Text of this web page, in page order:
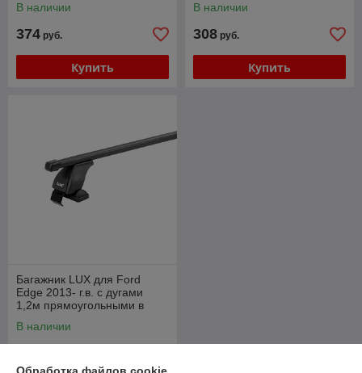
В наличии
374 руб.
Купить
В наличии
308 руб.
Купить
Багажник LUX для Ford
Edge 2013- г.в. с дугами
1,2м прямоугольными в
В наличии